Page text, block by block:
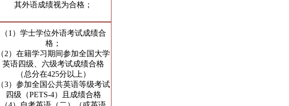
其外语成绩视为合格；
（1）学士学位外语考试成绩合
格；
（2）在籍学习期间参加全国大学
英语四级、六级考试成绩合格
（总分在425分以上）
（3）参加全国公共英语等级考试
四级（PETS-4）且成绩合格